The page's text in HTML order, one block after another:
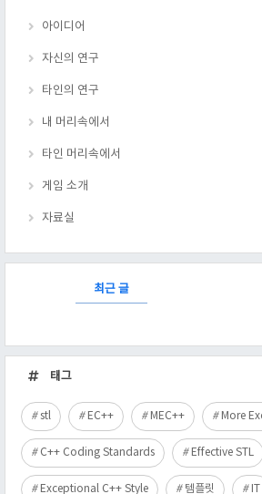
아이디어
자신의 연구
타인의 연구
내 머리속에서
타인 머리속에서
게임 소개
자료실
최근 글
근
글
태그
stl EC++ MEC++ More
C++ Coding Standards Effective STL
Exceptional C++ Style 템플릿 IT